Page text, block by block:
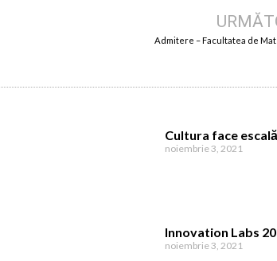
Admitere – Facultatea de
Cultura face
noiembrie 3, 2021
Innovation Labs
noiembrie 3, 2021